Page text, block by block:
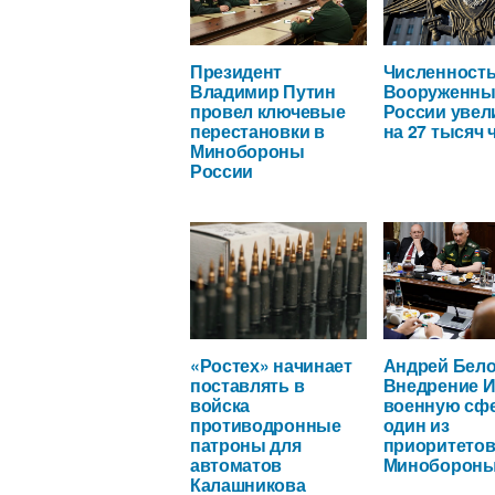
Президент
Владимир Путин
провел ключевые
перестановки в
Минобороны
России
России
на 27 тысяч
«Ростех» начинает
поставлять в
войска
противодронные
патроны для
автоматов
Калашникова
Андрей
Внедрение
военную
один из
приоритетов
ЕВГЕНИЙ ЧЕРДАКОВ